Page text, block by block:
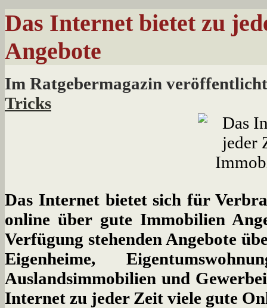
Das Internet bietet zu
Angebote
Im Ratgebermagazin
Tricks
Das Internet bietet sich für
online über gute Immobilien
Verfügung stehenden Angebote
Eigenheime,
Auslandsimmobilien und
Internet zu jeder Zeit viele gute